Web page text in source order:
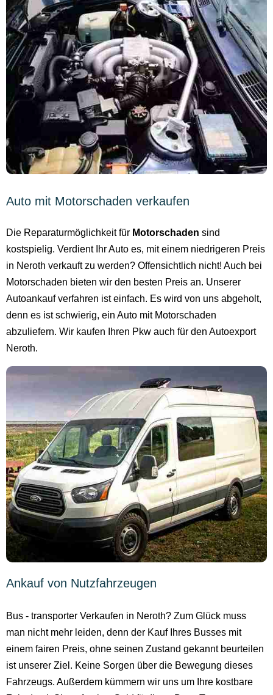
Auto mit Motorschaden verkaufen
Die Reparaturmöglichkeit für Motorschaden sind
kostspielig. Verdient Ihr Auto es, mit einem niedrigeren Preis
in Neroth verkauft zu werden? Offensichtlich nicht! Auch bei
Motorschaden bieten wir den besten Preis an. Unserer
Autoankauf verfahren ist einfach. Es wird von uns abgeholt,
denn es ist schwierig, ein Auto mit Motorschaden
abzuliefern. Wir kaufen Ihren Pkw auch für den Autoexport
Neroth.
Ankauf von Nutzfahrzeugen
Bus - transporter Verkaufen in Neroth? Zum Glück muss
man nicht mehr leiden, denn der Kauf Ihres Busses mit
einem fairen Preis, ohne seinen Zustand gekannt beurteilen
ist unserer Ziel. Keine Sorgen über die Bewegung dieses
Fahrzeugs. Außerdem kümmern wir uns um Ihre kostbare